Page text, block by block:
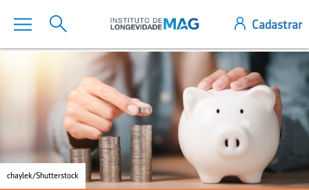
chaylek/Shutterstock